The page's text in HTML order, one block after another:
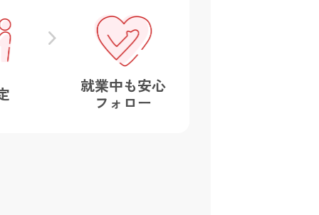
就業中も安心
フォロー